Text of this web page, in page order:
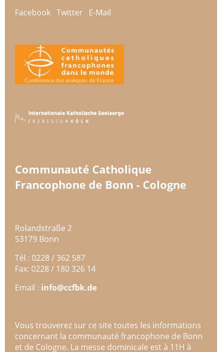
Facebook Twitter E-Mail
Communauté Catholique
Francophone de Bonn - Cologne
Rolandstraße 2
53179 Bonn
Tél : 0228 / 362 587
Fax: 0228 / 180 326 14
Email : info@ccfbk.de
Vous trouverez sur ce site toutes les informations
concernant la communauté francophone de Bonn
et de Cologne. La messe dominicale est à 11H à